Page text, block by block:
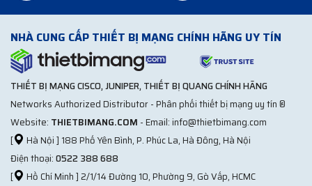
NHÀ CUNG CẤP THIẾT BỊ MẠNG CHÍNH HÃNG UY TÍN
THIẾT BỊ MẠNG CISCO, JUNIPER, THIẾT BỊ QUANG CHÍNH HÃNG
Networks Authorized Distributor - Phân phối thiết bị mạng uy tín ®
Website: THIETBIMANG.COM - Email: info@thietbimang.com
[
Hà Nội ] 188 Phố Yên Bình, P. Phúc La, Hà Đông, Hà Nội
Điện thoại:0522 388 688
[
Hồ Chí Minh ] 2/1/14 Đường 10, Phường 9, Gò Vấp, HCMC